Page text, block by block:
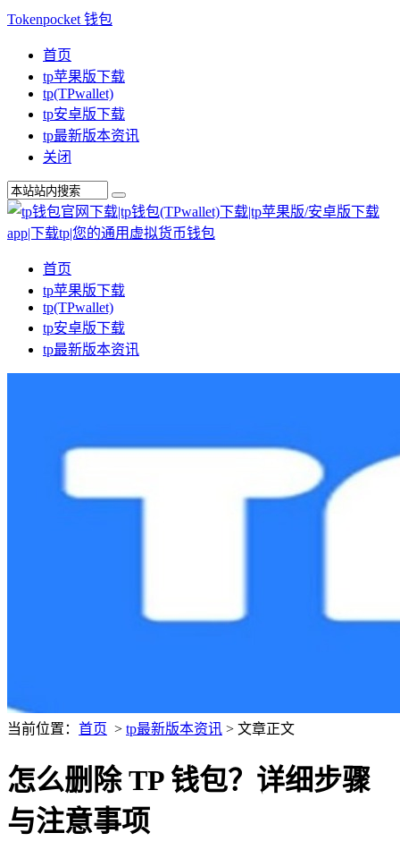
Tokenpocket 钱包
首页
tp苹果版下载
tp(TPwallet)
tp安卓版下载
tp最新版本资讯
关闭
首页
tp苹果版下载
tp(TPwallet)
tp安卓版下载
tp最新版本资讯
当前位置： 首页 > tp最新版本资讯 > 文章正文
怎么删除 TP 钱包？详细步骤
与注意事项